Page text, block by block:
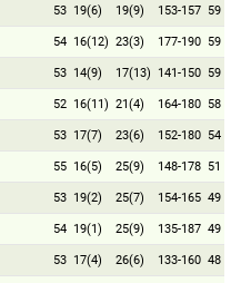
53 19(6) 19(9) 153-157 59
54 16(12) 23(3) 177-190 59
53 14(9) 17(13) 141-150 59
52 16(11) 21(4) 164-180 58
53 17(7) 23(6) 152-180 54
55 16(5) 25(9) 148-178 51
53 19(2) 25(7) 154-165 49
54 19(1) 25(9) 135-187 49
53 17(4) 26(6) 133-160 48